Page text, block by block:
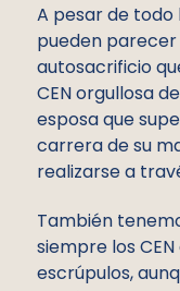
A pesar de todo
pueden
autosacrificio
CEN orgullosa
esposa que
carrera de su
realizarse a
También
siempre los
escrúpulos,